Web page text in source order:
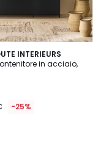
INTERIEURS
in acciaio,
-25%